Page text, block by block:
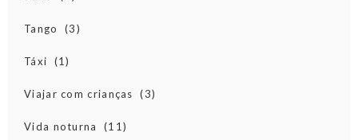
Tango (3)
Táxi (1)
Viajar com crianças (3)
Vida noturna (11)